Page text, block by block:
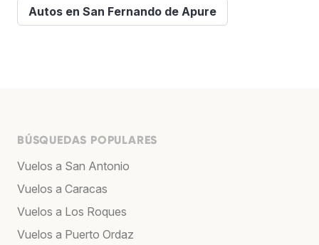
Autos en San Fernando de Apure
BÚSQUEDAS POPULARES
Vuelos a San Antonio
Vuelos a Caracas
Vuelos a Los Roques
Vuelos a Puerto Ordaz